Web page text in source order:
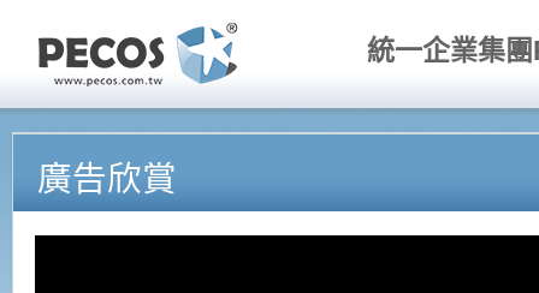
統一企業集
廣告欣賞